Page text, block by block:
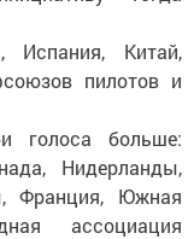
Испания, Китай,
пилотов и
голоса больше:
Нидерланды,
Франция, Южная
ассоциация